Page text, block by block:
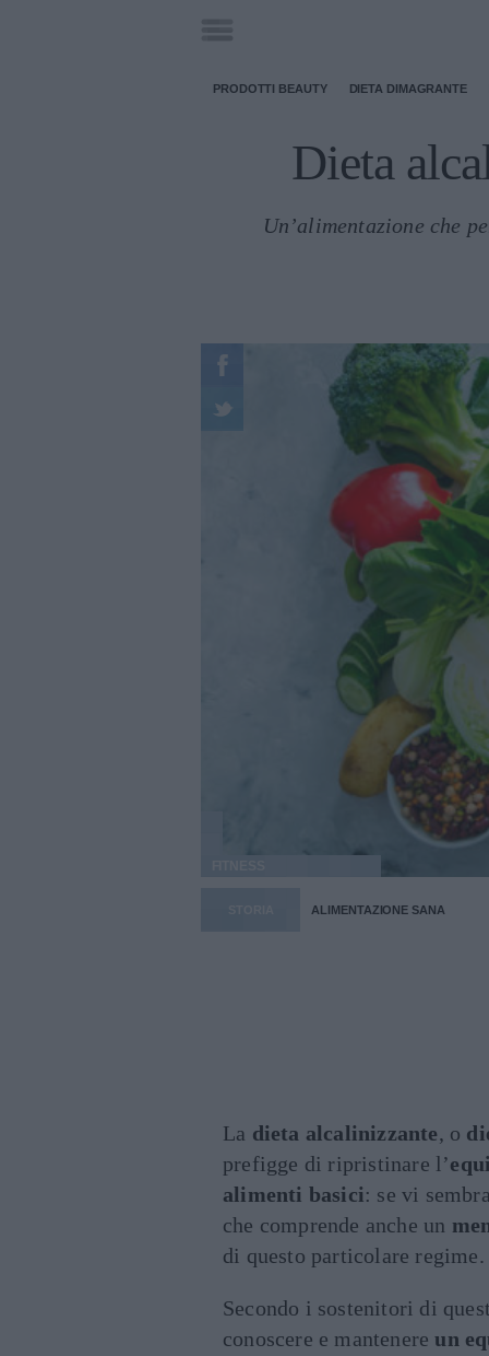
PRODOTTI BEAUTY DIETA DIMAGRANTE
Dieta
Un’alimentazione che
ALIMENTAZIONE SANA
La dieta alcalinizzante, o
prefigge di ripristinare l’
alimenti basici: se vi
che comprende anche un
di questo particolare regime.
Secondo i sostenitori di
conoscere e mantenereun